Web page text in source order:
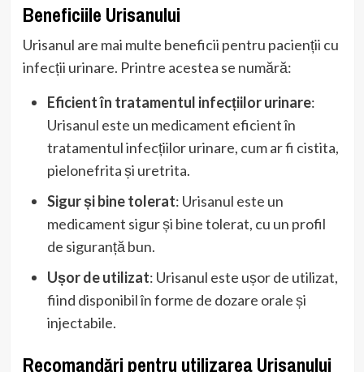
Beneficiile Urisanului
Urisanul are mai multe beneficii pentru pacienții cu
infecții urinare. Printre acestea se numără:
Eficient în tratamentul infecțiilor urinare:
Urisanul este un medicament eficient în
tratamentul infecțiilor urinare, cum ar fi cistita,
pielonefrita și uretrita.
Sigur și bine tolerat: Urisanul este un
medicament sigur și bine tolerat, cu un profil
de siguranță bun.
Ușor de utilizat: Urisanul este ușor de utilizat,
fiind disponibil în forme de dozare orale și
injectabile.
Recomandări pentru utilizarea Urisanului